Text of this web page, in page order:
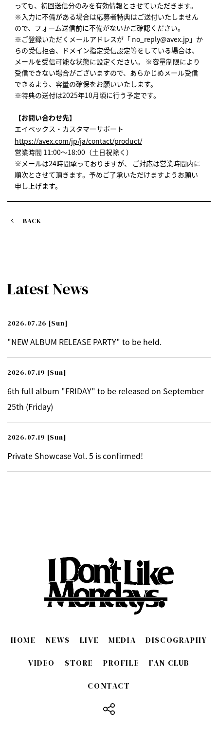
っても、初回送信分のみを有効情報とさせていただきます。
※入力に不備がある場合は応募者特典はご送付いたしません
ので、フォーム送信前に不備がないかご確認ください。
※ご登録いただくメールアドレスが「 no_reply@avex.jp」か
らの受信拒否、ドメイン指定受信設定等をしている場合は、
メールを受信可能な状態に設定ください。 ※容量制限により
受信できない場合がございますので、あらかじめメール受信
できるよう、容量の確保をお願いいたします。
※特典の送付は2025年10月頃に行う予定です。
【お問い合わせ先】
エイベックス・カスタマーサポート
https://avex.com/jp/ja/contact/product/
営業時間 11:00～18:00（土日祝除く）
※メールは24時間承っておりますが、 ご対応は営業時間内に
順次とさせて頂きます。予めご了承いただけますようお願い
申し上げます。
BACK
Latest News
2026.07.26 [Sun]
"NEW ALBUM RELEASE PARTY" to be held.
2026.07.19 [Sun]
6th full album "FRIDAY" to be released on September
25th (Friday)
2026.07.19 [Sun]
Private Showcase Vol. 5 is confirmed!
HOME NEWS LIVE MEDIA DISCOGRAPHY
VIDEO STORE PROFILE FAN CLUB
CONTACT